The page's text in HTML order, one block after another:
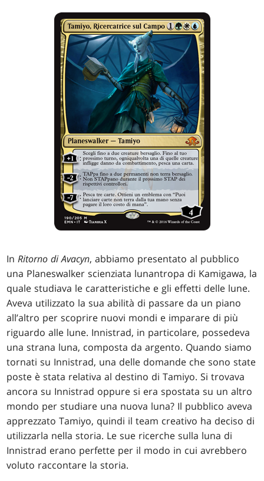
InRitorno di Avacyn, abbiamo presentato al pubblico
una Planeswalker scienziata lunantropa di Kamigawa, la
quale studiava le caratteristiche e gli effetti delle lune.
Aveva utilizzato la sua abilità di passare da un piano
all’altro per scoprire nuovi mondi e imparare di più
riguardo alle lune. Innistrad, in particolare, possedeva
una strana luna, composta da argento. Quando siamo
tornati su Innistrad, una delle domande che sono state
poste è stata relativa al destino di Tamiyo. Si trovava
ancora su Innistrad oppure si era spostata su un altro
mondo per studiare una nuova luna? Il pubblico aveva
apprezzato Tamiyo, quindi il team creativo ha deciso di
utilizzarla nella storia. Le sue ricerche sulla luna di
Innistrad erano perfette per il modo in cui avrebbero
voluto raccontare la storia.